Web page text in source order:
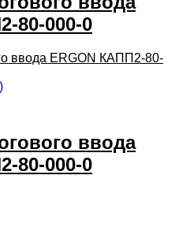
80-000-0
ввода
80-000-0